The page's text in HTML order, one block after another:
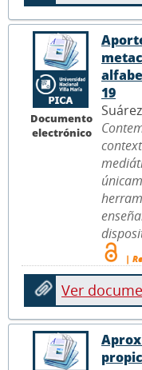
Documento
electrónico
19
|
Ver